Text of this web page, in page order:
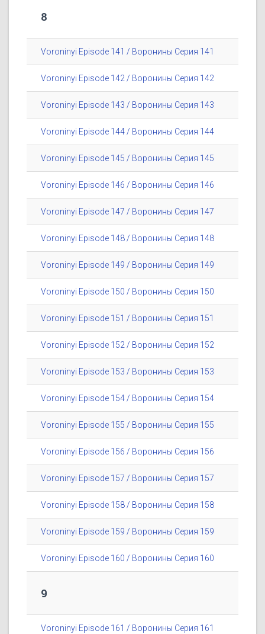
8
Voroninyi Episode 141 / Воронины Серия 141
Voroninyi Episode 142 / Воронины Серия 142
Voroninyi Episode 143 / Воронины Серия 143
Voroninyi Episode 144 / Воронины Серия 144
Voroninyi Episode 145 / Воронины Серия 145
Voroninyi Episode 146 / Воронины Серия 146
Voroninyi Episode 147 / Воронины Серия 147
Voroninyi Episode 148 / Воронины Серия 148
Voroninyi Episode 149 / Воронины Серия 149
Voroninyi Episode 150 / Воронины Серия 150
Voroninyi Episode 151 / Воронины Серия 151
Voroninyi Episode 152 / Воронины Серия 152
Voroninyi Episode 153 / Воронины Серия 153
Voroninyi Episode 154 / Воронины Серия 154
Voroninyi Episode 155 / Воронины Серия 155
Voroninyi Episode 156 / Воронины Серия 156
Voroninyi Episode 157 / Воронины Серия 157
Voroninyi Episode 158 / Воронины Серия 158
Voroninyi Episode 159 / Воронины Серия 159
Voroninyi Episode 160 / Воронины Серия 160
9
Voroninyi Episode 161 / Воронины Серия 161